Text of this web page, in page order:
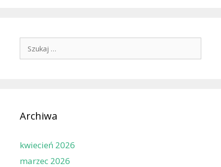
Szukaj:
Archiwa
kwiecień 2026
marzec 2026